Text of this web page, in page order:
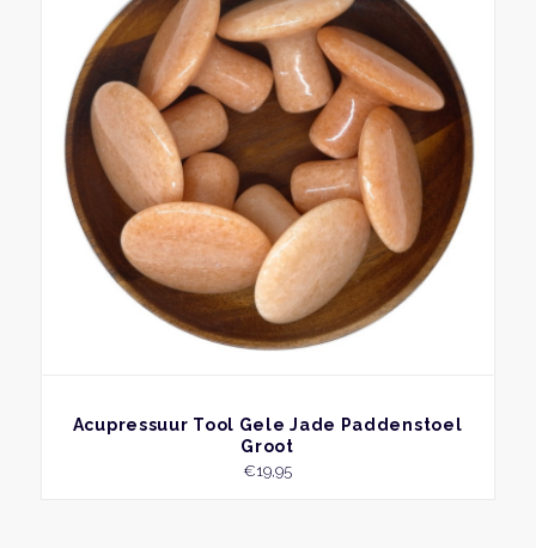
BEKIJK
Acupressuur Tool Gele Jade Paddenstoel
Groot
€19,95